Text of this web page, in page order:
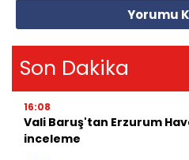
Yorumu
Son Dakika
16:08
Vali Baruş'tan Erzurum
inceleme